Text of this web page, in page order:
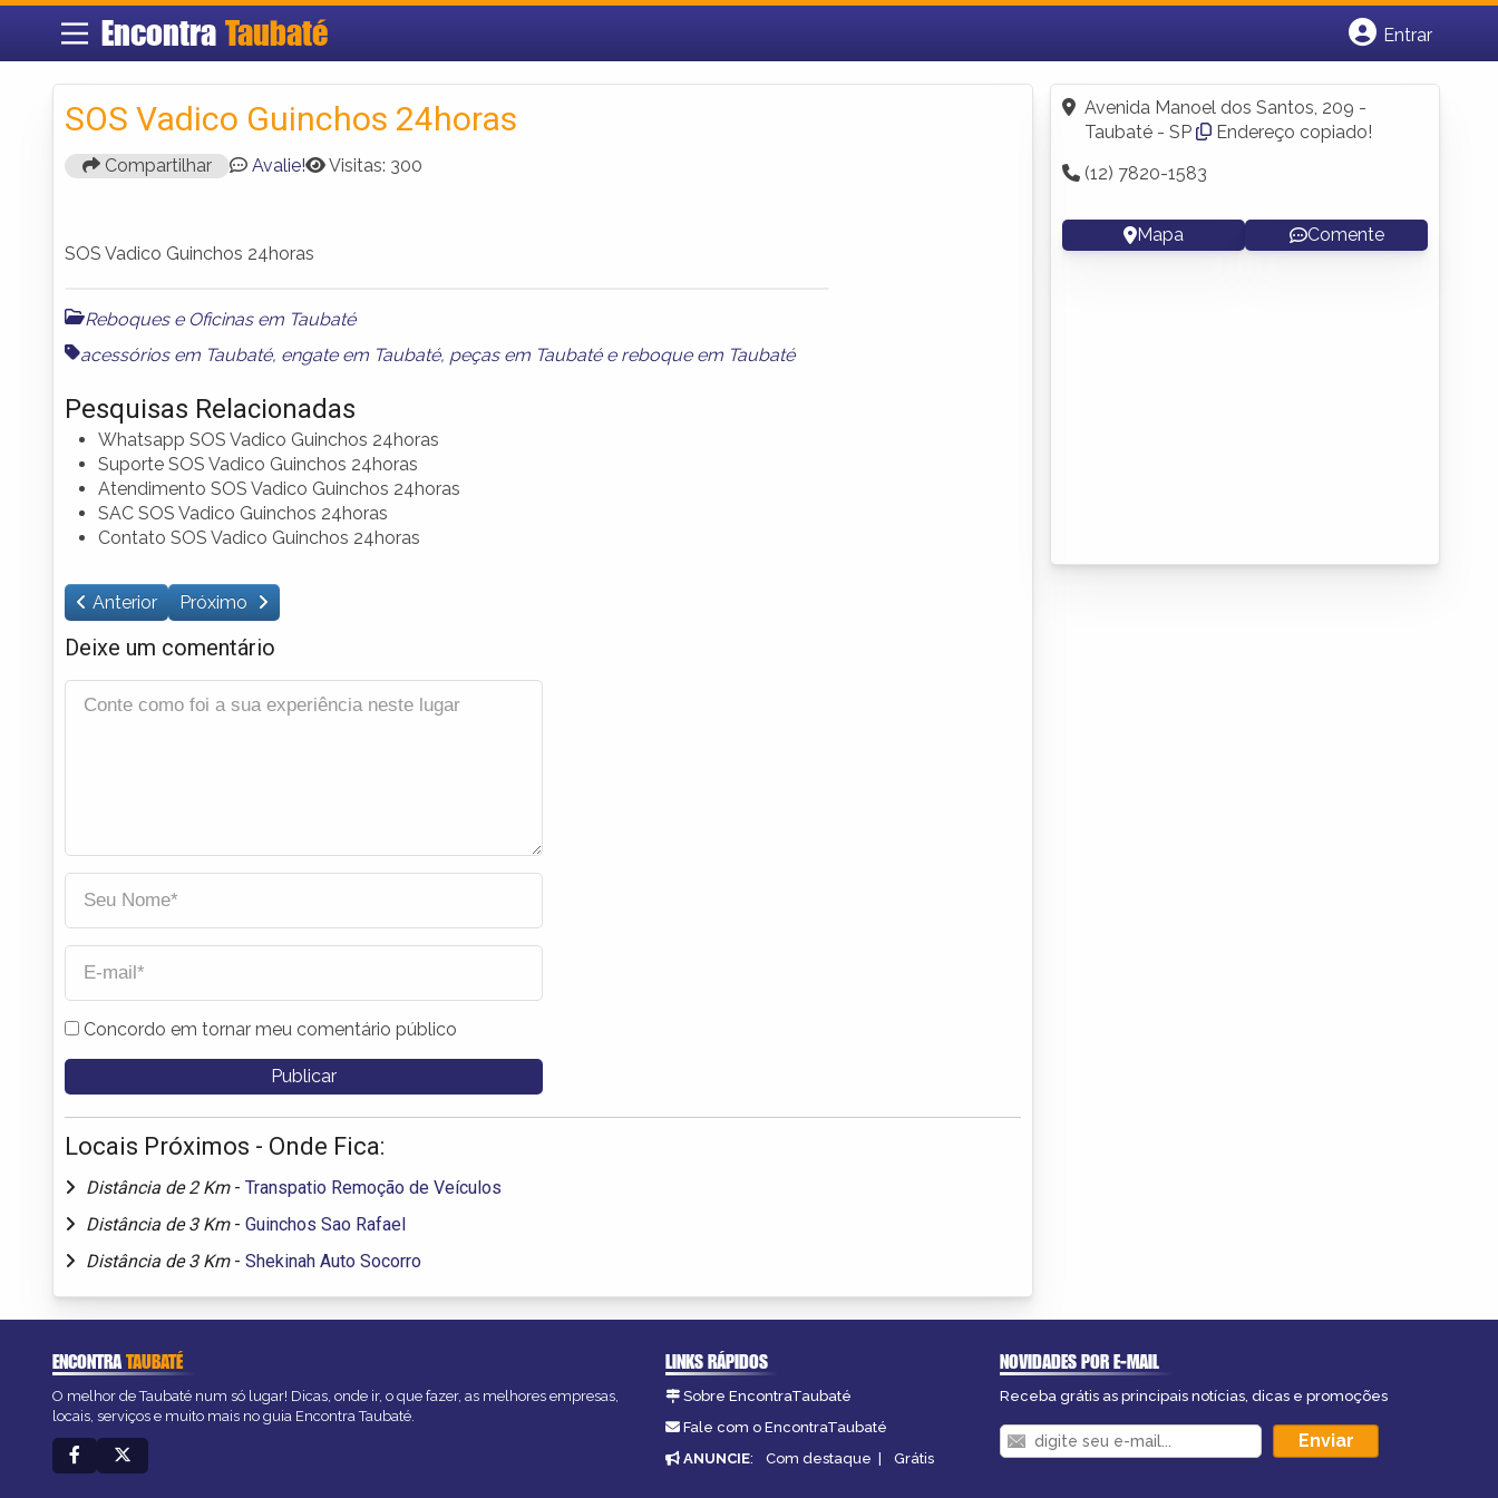
Encontra Taubaté
Entrar
Fazer login
Criar conta
SOS Vadico Guinchos 24horas
Compartilhar Avalie! Visitas: 300
SOS Vadico Guinchos 24horas
Reboques e Oficinas em Taubaté
acessórios em Taubaté, engate em Taubaté, peças em Taubatée reboque em Taubaté
Pesquisas Relacionadas
Whatsapp SOS Vadico Guinchos 24horas
Suporte SOS Vadico Guinchos 24horas
Atendimento SOS Vadico Guinchos 24horas
SAC SOS Vadico Guinchos 24horas
Contato SOS Vadico Guinchos 24horas
Anterior Próximo
Deixe um comentário
Concordo em tornar meu comentário público
Locais Próximos - Onde Fica:
Distância de 2 Km - Transpatio Remoção de Veículos
Distância de 3 Km - Guinchos Sao Rafael
Distância de 3 Km - Shekinah Auto Socorro
Avenida Manoel dos Santos, 209 -
Taubaté - SP
Endereço copiado!
(12) 7820-1583
Mapa Comente
ENCONTRATAUBATÉ
O melhor de Taubaté num só lugar! Dicas, onde ir, o que fazer, as melhores empresas,
locais, serviços e muito mais no guia Encontra Taubaté.
LINKS RÁPIDOS
Sobre EncontraTaubaté
Fale com o EncontraTaubaté
ANUNCIE: Com destaque | Grátis
NOVIDADES POR E-MAIL
Receba grátis as principais notícias, dicas e promoções